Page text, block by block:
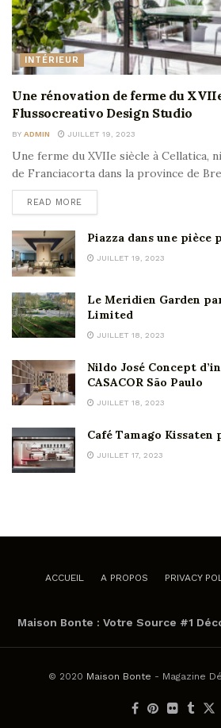
INTÉRIEUR
Une rénovation de ferme du
Flussocreativo Design Studio
BY ADMIN JUILLET 19, 2023
Une ferme du XVIIe siècle à Cellatica,
de Franciacorta dans la province de
READ MORE
Piazza dans une pièce
JUILLET 19, 2023
Le Meridien Garden
Limited
JUILLET 18, 2023
Nildo José Concept
CASACOR São Paulo
JUILLET 18, 2023
Café Tamago Kissaten
JUILLET 17, 2023
ACCUEIL A PROPOS PRIVACY
Maison Bonte : Votre Source #1
© 2020 Maison Bonte - Magazine